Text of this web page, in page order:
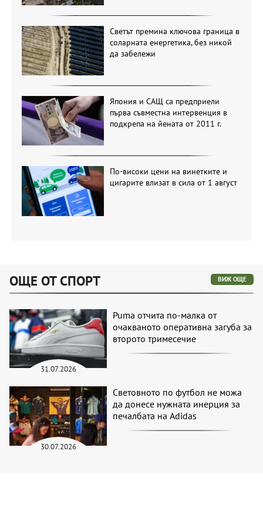
Светът премина ключова граница в
соларната енергетика, без никой
да забележи
Япония и САЩ са предприели
първа съвместна интервенция в
подкрепа на йената от 2011 г.
По-високи цени на винетките и
цигарите влизат в сила от 1 август
ОЩЕ ОТ СПОРТ ВИЖ ОЩЕ
31.07.2026
Puma отчита по-малка от
очакваното оперативна загуба за
второто тримесечие
30.07.2026
Световното по футбол не можа
да донесе нужната инерция за
печалбата на Adidas